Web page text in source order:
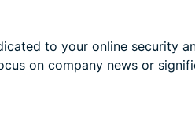
to your online security
on company news or